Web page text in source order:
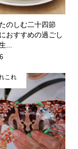
たのしむ二十四節
おすすめの過ごし
...
これ